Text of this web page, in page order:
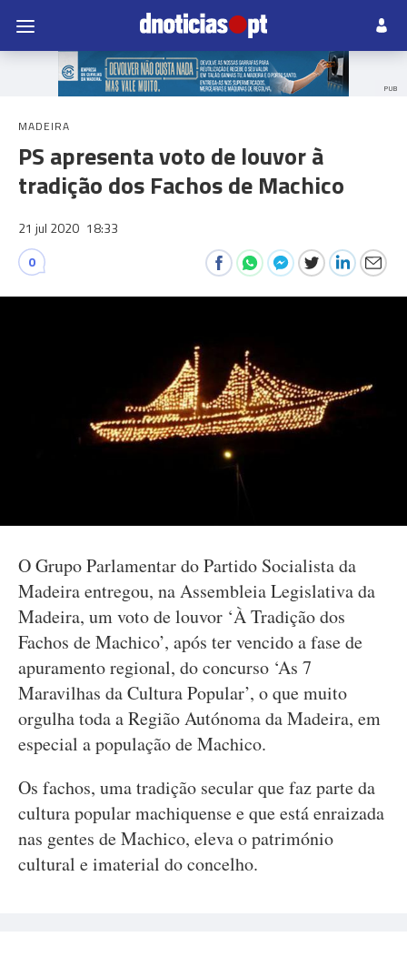
PUB
MADEIRA
PS apresenta voto de louvor à
tradição dos Fachos de Machico
21 jul 2020 18:33
0
O Grupo Parlamentar do Partido Socialista da
Madeira entregou, na Assembleia Legislativa da
Madeira, um voto de louvor ‘À Tradição dos
Fachos de Machico’, após ter vencido a fase de
apuramento regional, do concurso ‘As 7
Maravilhas da Cultura Popular’, o que muito
orgulha toda a Região Autónoma da Madeira, em
especial a população de Machico.
Os fachos, uma tradição secular que faz parte da
cultura popular machiquense e que está enraizada
nas gentes de Machico, eleva o património
cultural e imaterial do concelho.